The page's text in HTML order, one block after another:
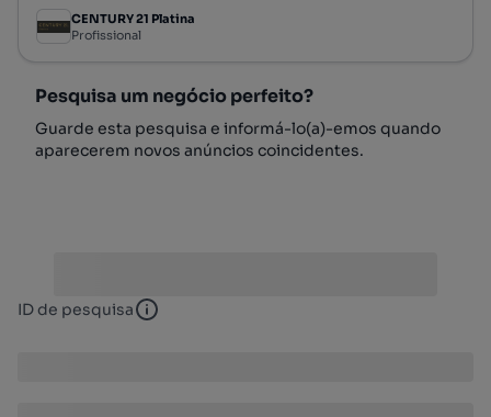
CENTURY 21 Platina
Profissional
Pesquisa um negócio perfeito?
Guarde esta pesquisa e informá-lo(a)-emos quando
aparecerem novos anúncios coincidentes.
ID de pesquisa ID de pesquisa